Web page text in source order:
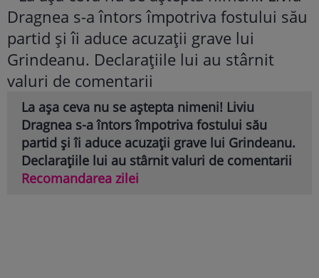
La așa ceva nu se aștepta nimeni! Liviu
Dragnea s-a întors împotriva fostului său
partid și îi aduce acuzații grave lui Grindeanu.
Declarațiile lui au stârnit valuri de comentarii
Recomandarea zilei